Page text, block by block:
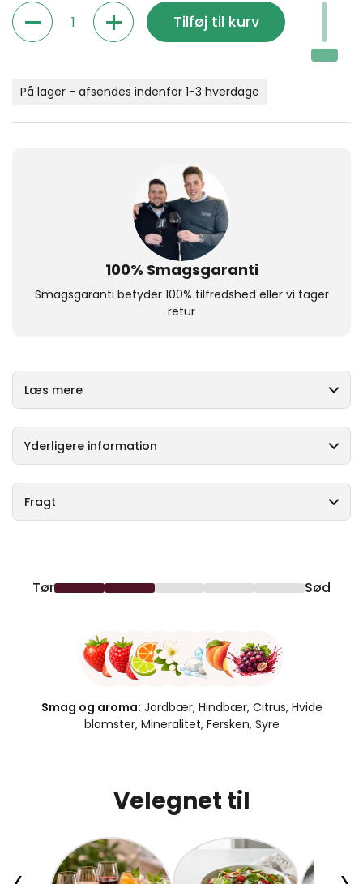
Antal
Tilføj til kurv
På lager - afsendes indenfor 1-3 hverdage
100% Smagsgaranti
Smagsgaranti betyder 100% tilfredshed eller vi tager
retur
Læs mere
Yderligere information
Fragt
Tør Sød
Smag og aroma: Jordbær, Hindbær, Citrus, Hvide
blomster, Mineralitet, Fersken, Syre
Velegnet til